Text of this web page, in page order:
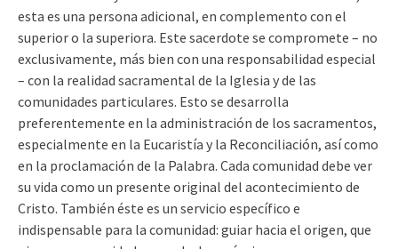
esta es una persona adicional, en complemento con el
superior o la superiora. Este sacerdote se compromete – no
exclusivamente, más bien con una responsabilidad especial
– con la realidad sacramental de la Iglesia y de las
comunidades particulares. Esto se desarrolla
preferentemente en la administración de los sacramentos,
especialmente en la Eucaristía y la Reconciliación, así como
en la proclamación de la Palabra. Cada comunidad debe ver
su vida como un presente original del acontecimiento de
Cristo. También éste es un servicio específico e
indispensable para la comunidad: guiar hacia el origen, que